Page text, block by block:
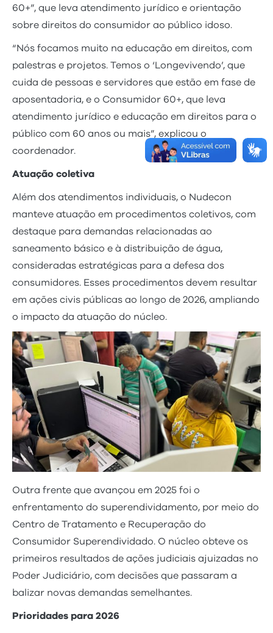
60+”, que leva atendimento jurídico e orientação
sobre direitos do consumidor ao público idoso.
“Nós focamos muito na educação em direitos, com
palestras e projetos. Temos o ‘Longevivendo’, que
cuida de pessoas e servidores que estão em fase de
aposentadoria, e o Consumidor 60+, que leva
atendimento jurídico e educação em direitos para o
público com 60 anos ou mais”, explicou o
coordenador.
Atuação coletiva
Além dos atendimentos individuais, o Nudecon
manteve atuação em procedimentos coletivos, com
destaque para demandas relacionadas ao
saneamento básico e à distribuição de água,
consideradas estratégicas para a defesa dos
consumidores. Esses procedimentos devem resultar
em ações civis públicas ao longo de 2026, ampliando
o impacto da atuação do núcleo.
Outra frente que avançou em 2025 foi o
enfrentamento do superendividamento, por meio do
Centro de Tratamento e Recuperação do
Consumidor Superendividado. O núcleo obteve os
primeiros resultados de ações judiciais ajuizadas no
Poder Judiciário, com decisões que passaram a
balizar novas demandas semelhantes.
Prioridades para 2026